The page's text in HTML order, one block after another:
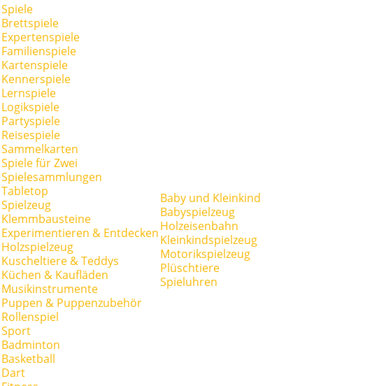
Spiele
Brettspiele
Expertenspiele
Familienspiele
Kartenspiele
Kennerspiele
Lernspiele
Logikspiele
Partyspiele
Reisespiele
Sammelkarten
Spiele für Zwei
Spielesammlungen
Tabletop
Spielzeug
Klemmbausteine
Experimentieren & Entdecken
Holzspielzeug
Kuscheltiere & Teddys
Küchen & Kaufläden
Musikinstrumente
Puppen & Puppenzubehör
Rollenspiel
Sport
Badminton
Basketball
Dart
Baby und Kleinkind
Babyspielzeug
Holzeisenbahn
Kleinkindspielzeug
Motorikspielzeug
Plüschtiere
Spieluhren